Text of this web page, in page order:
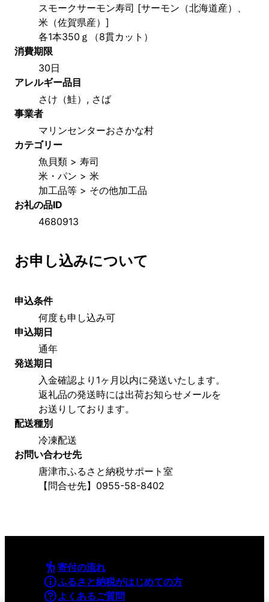
スモークサーモン寿司 [サーモン（北海道産）、
米（佐賀県産）]
各1本350ｇ（8貫カット）
消費期限
30日
アレルギー品目
さけ（鮭）, さば
事業者
マリンセンターおさかな村
カテゴリー
魚貝類 > 寿司
米・パン > 米
加工品等 > その他加工品
お礼の品ID
4680913
お申し込みについて
申込条件
何度も申し込み可
申込期日
通年
発送期日
入金確認より1ヶ月以内に発送いたします。
返礼品の発送時には出荷お知らせメールを
お送りしております。
配送種別
冷凍配送
お問い合わせ先
唐津市ふるさと納税サポート室
【問合せ先】0955-58-8402
寄付の流れ
ふるさと納税がはじめての方
よくあるご質問